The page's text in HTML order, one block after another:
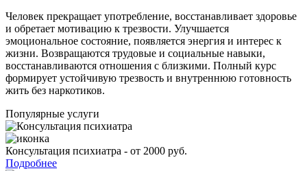
Человек прекращает употребление, восстанавливает здоровье
и обретает мотивацию к трезвости. Улучшается
эмоциональное состояние, появляется энергия и интерес к
жизни. Возвращаются трудовые и социальные навыки,
восстанавливаются отношения с близкими. Полный курс
формирует устойчивую трезвость и внутреннюю готовность
жить без наркотиков.
Популярные услуги
Консультация психиатра - от 2000 руб.
Подробнее